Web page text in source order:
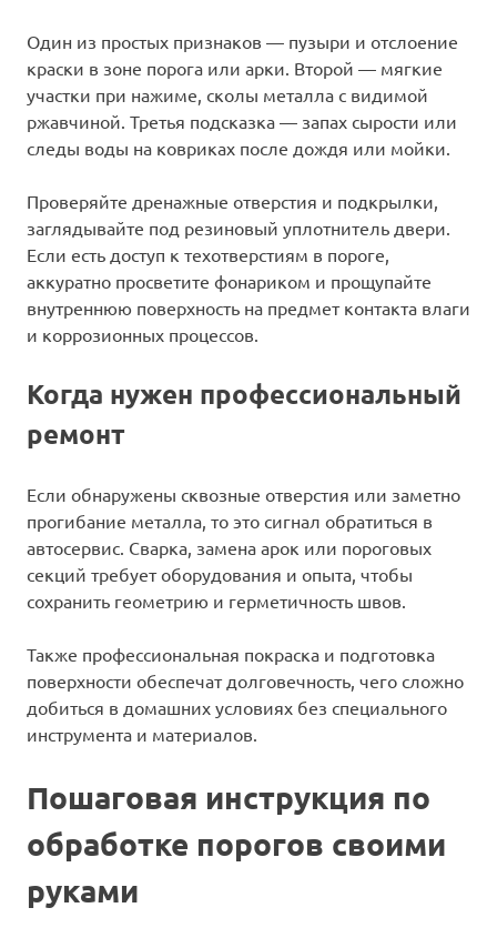
Один из простых признаков — пузыри и отслоение
краски в зоне порога или арки. Второй — мягкие
участки при нажиме, сколы металла с видимой
ржавчиной. Третья подсказка — запах сырости или
следы воды на ковриках после дождя или мойки.
Проверяйте дренажные отверстия и подкрылки,
заглядывайте под резиновый уплотнитель двери.
Если есть доступ к техотверстиям в пороге,
аккуратно просветите фонариком и прощупайте
внутреннюю поверхность на предмет контакта влаги
и коррозионных процессов.
Когда нужен профессиональный
ремонт
Если обнаружены сквозные отверстия или заметно
прогибание металла, то это сигнал обратиться в
автосервис. Сварка, замена арок или пороговых
секций требует оборудования и опыта, чтобы
сохранить геометрию и герметичность швов.
Также профессиональная покраска и подготовка
поверхности обеспечат долговечность, чего сложно
добиться в домашних условиях без специального
инструмента и материалов.
Пошаговая инструкция по
обработке порогов своими
руками